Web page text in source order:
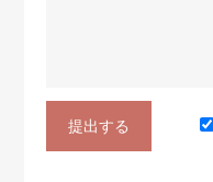
提出する